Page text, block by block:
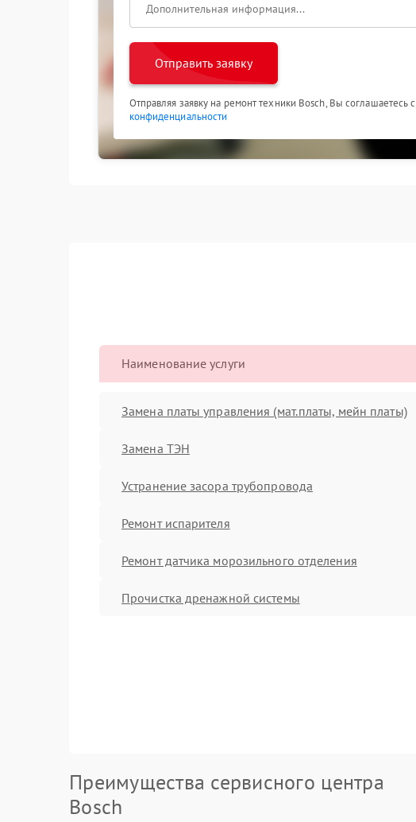
Отправить заявку
Отправляя заявку на ремонт техники Bosch, Вы соглашаетесь с
конфиденциальности
Наименование услуги
Замена платы управления (мат.платы, мейн платы)
Замена ТЭН
Устранение засора трубопровода
Ремонт испарителя
Ремонт датчика морозильного отделения
Прочистка дренажной системы
Преимущества сервисного центра
Bosch